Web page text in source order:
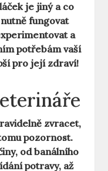
je jiný a co
fungovat
a
potřebám vaší
pro její zdraví!
zvracet,
pozornost.
od banálního
potravy, až